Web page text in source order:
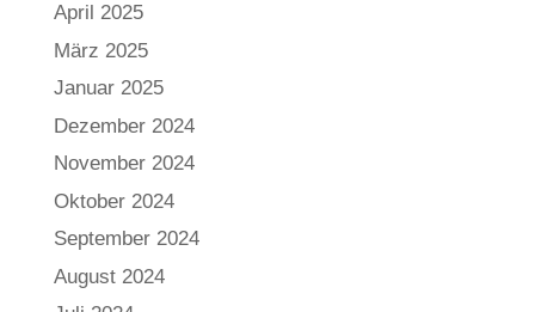
April 2025
März 2025
Januar 2025
Dezember 2024
November 2024
Oktober 2024
September 2024
August 2024